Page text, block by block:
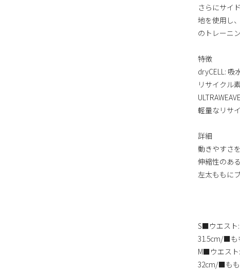
さらにサイ
地を使用し
のトレーニ
特徴
dryCELL: 吸
リサイクル
軽量なリサ
詳細
動きやすさ
伸縮性のあ
左太ももに
S■ウエス
31.5cm/■も
M■ウエス
32cm/■もも